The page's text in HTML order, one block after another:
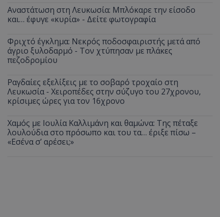
Αναστάτωση στη Λευκωσία: Μπλόκαρε την είσοδο
και… έφυγε «κυρία» - Δείτε φωτογραφία
Φριχτό έγκλημα: Νεκρός ποδοσφαιριστής μετά από
άγριο ξυλοδαρμό - Τον χτύπησαν με πλάκες
πεζοδρομίου
Ραγδαίες εξελίξεις με το σοβαρό τροχαίο στη
Λευκωσία - Χειροπέδες στην σύζυγο του 27χρονου,
κρίσιμες ώρες για τον 16χρονο
Χαμός με Ιουλία Καλλιμάνη και θαμώνα: Της πέταξε
λουλούδια στο πρόσωπο και του τα… έριξε πίσω –
«Εσένα σ’ αρέσει;»